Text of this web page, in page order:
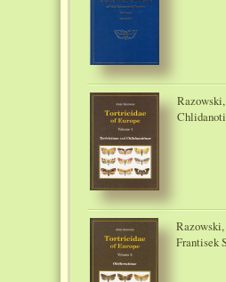
Frantisek